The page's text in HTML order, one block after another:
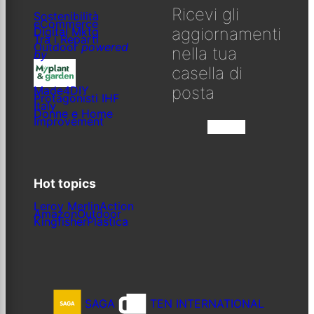
Sostenibilità
eCommerce
Digital Mktg
Tra i Reparti
Outdoorpowered
by
Made4DIY
Protagonisti IHF
Italy
Donne e Home
Improvement
Hot topics
Leroy MerlinAction
AmazonOutdoor
KingfisherPlastica
Ricevi gli
aggiornamenti
nella tua
casella di
posta
SAGA TEN INTERNATIONAL